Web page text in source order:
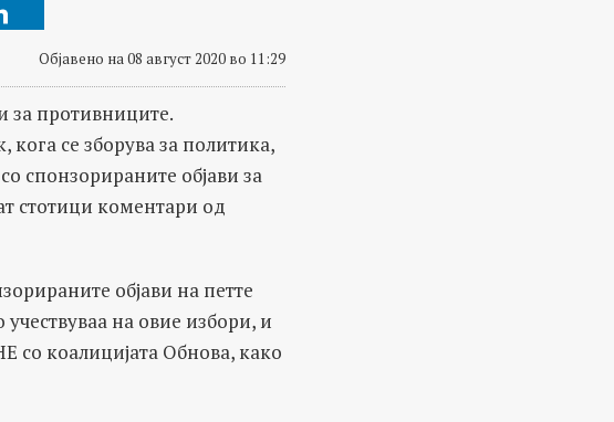
Објавено на 08 август 2020 во 11:29
за противниците.
се зборува за политика,
спонзорираните објави за
стотици коментари од
објави на петте
на овие избори, и
коалицијата Обнова, како